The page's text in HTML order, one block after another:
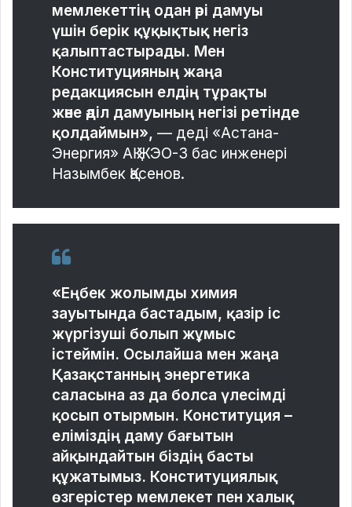
мемлекеттің одан әрі дамуы
үшін берік құқықтық негіз
қалыптастырады. Мен
Конституцияның жаңа
редакциясын елдің тұрақты
және әділ дамуының негізі ретінде
қолдаймын», — деді «Астана-
Энергия» АҚ ЖЭО-3 бас инженері
Назымбек Қасенов.
«Еңбек жолымды химия
зауытында бастадым, қазір іс
жүргізуші болып жұмыс
істеймін. Осылайша мен жаңа
Қазақстанның энергетика
саласына аз да болса үлесімді
қосып отырмын. Конституция –
еліміздің даму бағытын
айқындайтын біздің басты
құжатымыз. Конституциялық
өзгерістер мемлекет пен халық